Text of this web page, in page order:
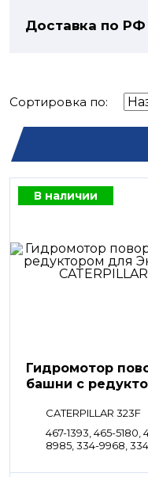
Доставка по
Сортировка по:
В наличии
Гидромотор
башни с
CATERPILLAR 323F
467-1393, 465-5180,
8985, 334-9968,